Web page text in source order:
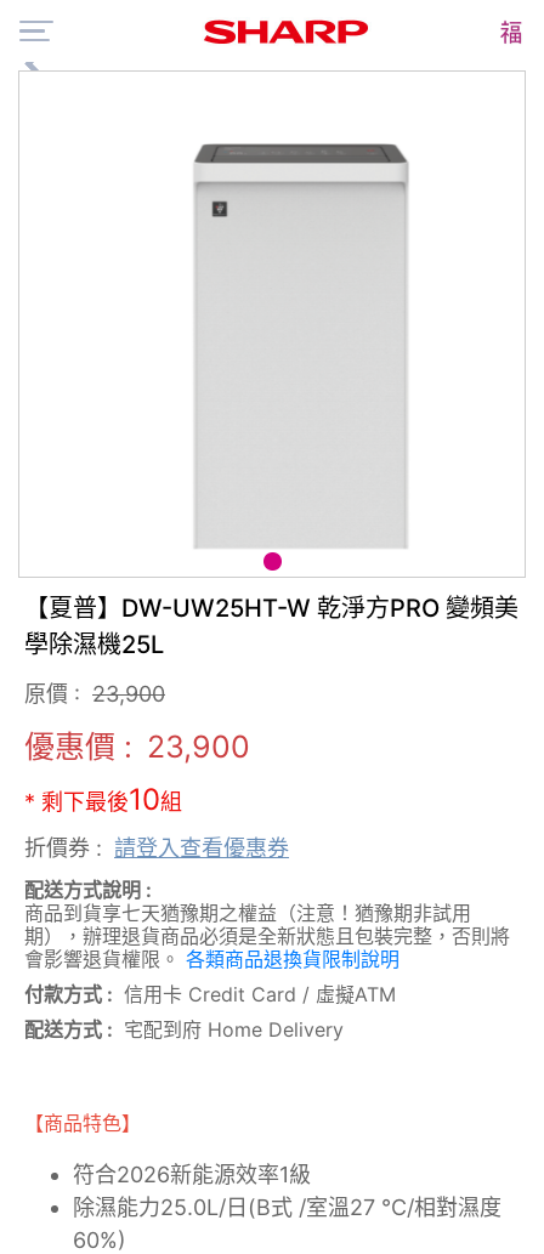
【夏普】DW-UW25HT-W 乾淨方PRO 變頻美
學除濕機25L
原價 : 23,900
優惠價 : 23,900
* 剩下最後10組
折價券 : 請登入查看優惠券
配送方式說明 :
商品到貨享七天猶豫期之權益（注意！猶豫期非試用
期），辦理退貨商品必須是全新狀態且包裝完整，否則將
會影響退貨權限。 各類商品退換貨限制說明
付款方式 : 信用卡 Credit Card / 虛擬ATM
配送方式 : 宅配到府 Home Delivery
【商品特色】
符合2026新能源效率1級
除濕能力25.0L/日(B式 /室溫27 ℃/相對濕度
60%)